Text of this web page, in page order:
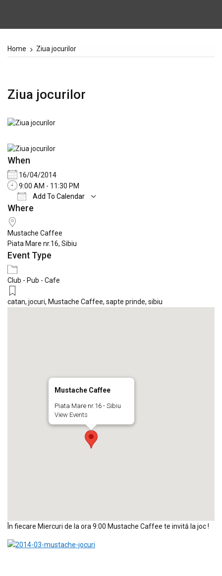
Home Ziua jocurilor
Ziua jocurilor
When
16/04/2014
9:00 AM - 11:30 PM
Add To Calendar
Download ICS
Where
Mustache Caffee
Piata Mare nr.16, Sibiu
Event Type
Club - Pub - Cafe
catan, jocuri, Mustache Caffee, sapte prinde, sibiu
Mustache Caffee
Piata Mare nr.16 - Sibiu
View Events
În fiecare Miercuri de la ora 9:00 Mustache Caffee te invită la joc !